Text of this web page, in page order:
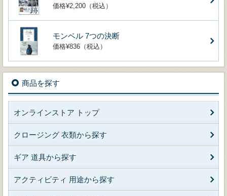
価格¥2,200（税込）
モンベル 7つの決断
価格¥836（税込）
商品を探す
オンラインストア トップ
クロージング 衣類から探す
ギア 道具から探す
アクティビティ 用途から探す